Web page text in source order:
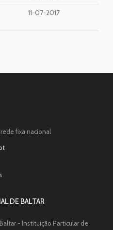
11-07-2017
fixa nacional
DE BALTAR
- Instituição Particular de